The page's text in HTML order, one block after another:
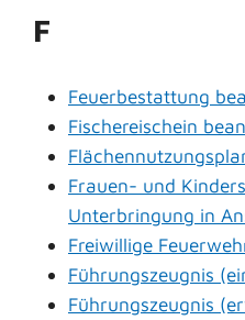
F
Feuerbestattung
Fischereischein
Frauen- und
Unterbringung in
Freiwillige
Führungszeugnis
Führungszeugnis